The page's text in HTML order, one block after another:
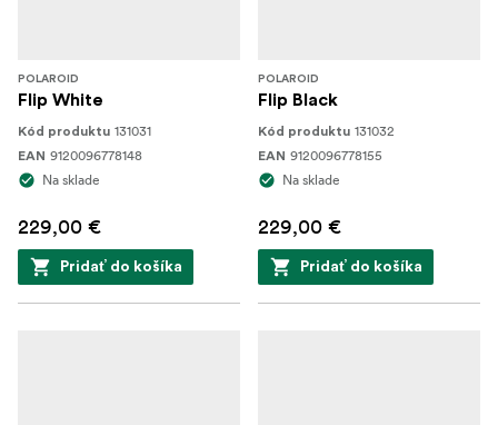
POLAROID
Flip White
Kód produktu 131031
EAN 9120096778148
Na sklade
229,00 €
Pridať do košíka
POLAROID
Flip Black
Kód produktu 131032
EAN 9120096778155
Na sklade
229,00 €
Pridať do košíka